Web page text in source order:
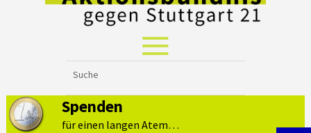
Spenden
für einen langen Atem…